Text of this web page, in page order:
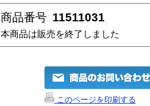
商品番号 11511031
本商品は販売を終了しました
このページを印刷する